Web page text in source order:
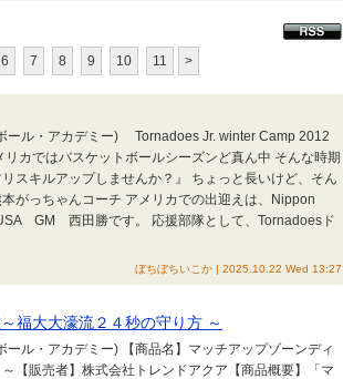
6 7 8 9 10 11 >
ール・アカデミー) Tornadoes Jr. winter Camp 2012
カではバスケットボールシーズンど真ん中 そんな時期
スキルアップしませんか？』 ちょっと長いけど、そん
がっちゃんコーチ アメリカでの出迎えは、Nippon
GM 西田勝です。 応援部隊として、Tornadoesド
ぼちぼちいこか | 2025.10.22 Wed 13:27
福大大濠流２４秒の守り方 ～
ル・アカデミー) 【商品名】マッチアップゾーンディ
【販売者】株式会社トレンドアクア【商品概要】「マ